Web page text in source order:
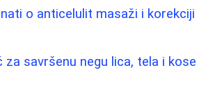
o anticelulit masaži i korekciji
za savršenu negu lica, tela i kose